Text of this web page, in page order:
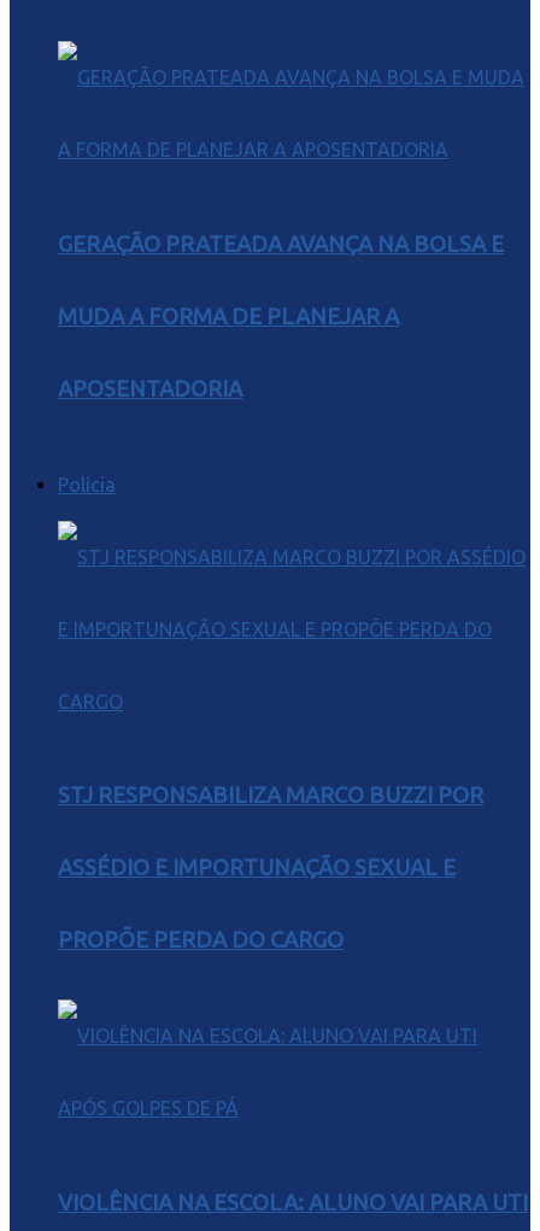
GERAÇÃO PRATEADA AVANÇA NA BOLSA E
MUDA A FORMA DE PLANEJAR A
APOSENTADORIA
Polícia
STJ RESPONSABILIZA MARCO BUZZI POR
ASSÉDIO E IMPORTUNAÇÃO SEXUAL E
PROPÕE PERDA DO CARGO
VIOLÊNCIA NA ESCOLA: ALUNO VAI PARA UTI